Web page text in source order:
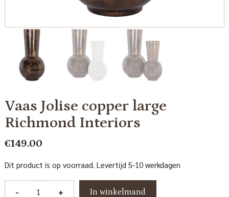
Vaas Jolise copper large
Richmond Interiors
€149.00
Dit product is op voorraad. Levertijd 5-10 werkdagen
- + In winkelmand